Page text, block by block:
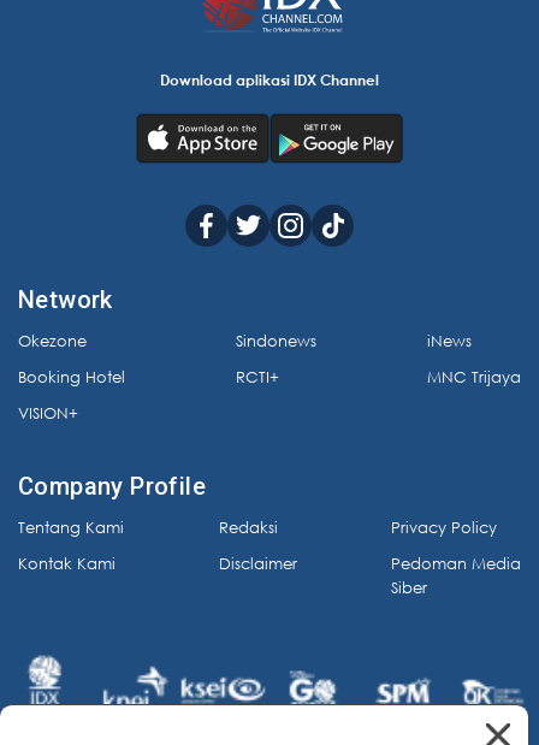
Download aplikasi IDX Channel
Network
Okezone
Booking Hotel
VISION+
Sindonews
RCTI+
iNews
MNC Trijaya
Company Profile
Tentang Kami
Kontak Kami
Redaksi
Disclaimer
Privacy Policy
Pedoman Media
Siber